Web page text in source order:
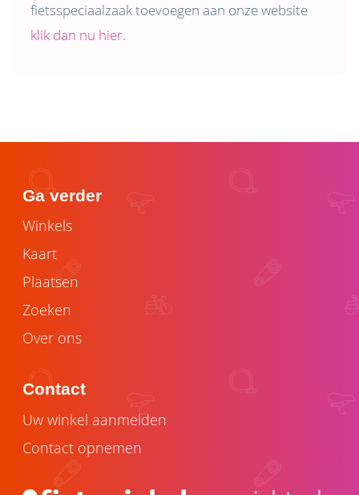
fietsspeciaalzaak toevoegen aan onze website
klik dan nu hier.
Ga verder
Winkels
Kaart
Plaatsen
Zoeken
Over ons
Contact
Uw winkel aanmelden
Contact opnemen